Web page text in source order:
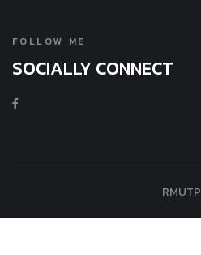
FOLLOW ME
SOCIALLY CONNECT
RMUTP